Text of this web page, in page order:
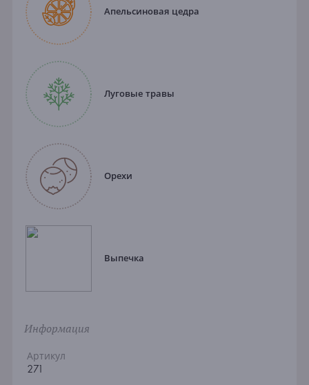
Апельсиновая цедра
Луговые травы
Орехи
Выпечка
Информация
Артикул
271